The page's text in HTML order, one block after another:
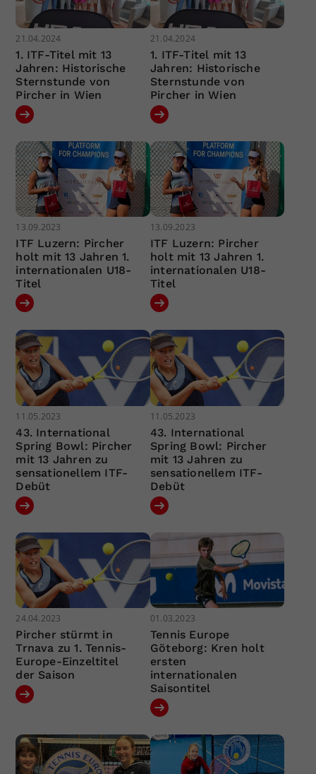
21.04.2024
1. ITF-Titel mit 13
Jahren: Historische
Sternstunde von
Pircher in Wien
21.04.2024
1. ITF-Titel mit 13
Jahren: Historische
Sternstunde von
Pircher in Wien
13.09.2023
ITF Luzern: Pircher
holt mit 13 Jahren 1.
internationalen U18-
Titel
13.09.2023
ITF Luzern: Pircher
holt mit 13 Jahren 1.
internationalen U18-
Titel
11.05.2023
43. International
Spring Bowl: Pircher
mit 13 Jahren zu
sensationellem ITF-
Debüt
11.05.2023
43. International
Spring Bowl: Pircher
mit 13 Jahren zu
sensationellem ITF-
Debüt
24.04.2023
Pircher stürmt in
Trnava zu 1. Tennis-
Europe-Einzeltitel
der Saison
01.03.2023
Tennis Europe
Göteborg: Kren holt
ersten
internationalen
Saisontitel